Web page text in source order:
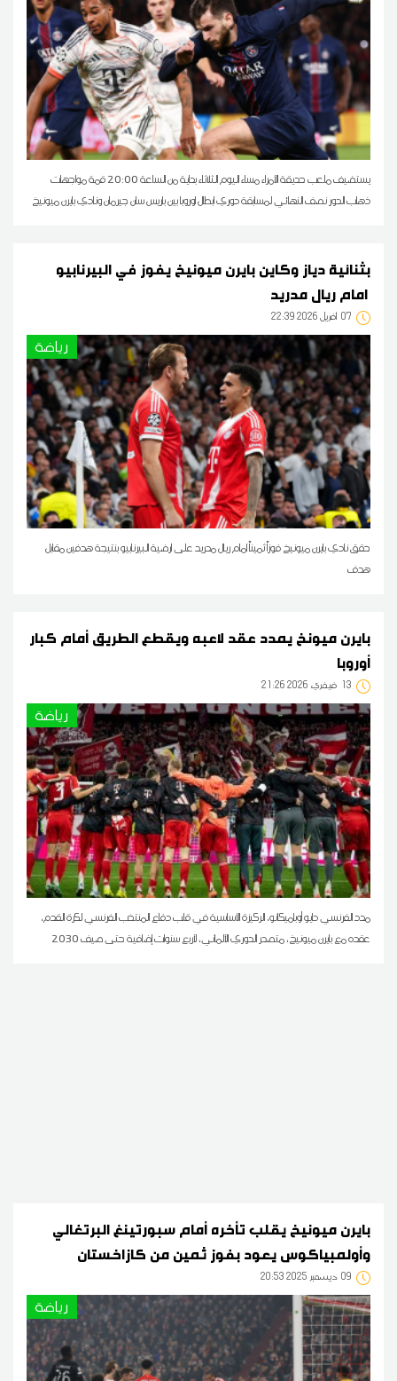
يستضيف ملعب حديقة الأمراء مساء اليوم الثلاثاء بداية من الساعة 20:00 قمة مواجهات
ذهاب الدور نصف النهائي لمسابقة دوري ابطال اوروبا بين باريس سان جيرمان ونادي بايرن ميونيخ
بثنائية دياز وكاين بايرن ميونيخ يفوز في البيرنابيو
07 22:39 2026 أفريل
رياضة
حقق نادي بايرن ميونيخ فوزاً ثميناً امام ريال مدريد على ارضية البيرنابيو بنتيجة هدفين مقابل
هدف
بايرن ميونخ يمدد عقد لاعبه ويقطع الطريق أمام كبار
أوروبا
13 21:26 2026 فيفري
رياضة
مدد الفرنسي دايو أوباميكانو، الركيزة الأساسية في قلب دفاع المنتخب الفرنسي لكرة القدم،
عقده مع بايرن ميونيخ، متصدر الدوري الألماني، لأربع سنوات إضافية حتى صيف 2030
بايرن ميونيخ يقلب تأخره أمام سبورتينغ البرتغالي
وأولمبياكوس يعود بفوز ثمين من كازاخستان
09 20:53 2025 ديسمبر
رياضة